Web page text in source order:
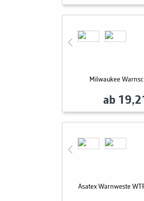
Milwaukee
ab
Asatex Warnweste